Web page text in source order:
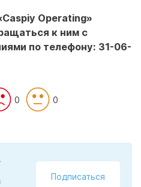
Operating»
к ним с
по телефону: 31-06-
0 0
Подписаться